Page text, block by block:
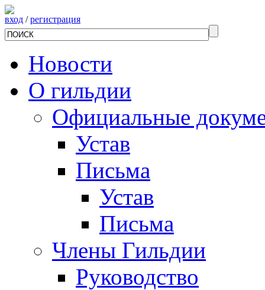
вход /регистрация
Новости
О гильдии
Официальные
Устав
Письма
Устав
Письма
Члены Гильдии
Руководство